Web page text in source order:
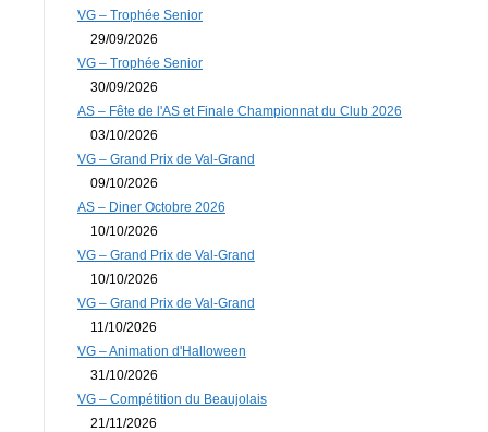
VG – Trophée Senior
29/09/2026
VG – Trophée Senior
30/09/2026
AS – Fête de l'AS et Finale Championnat du Club 2026
03/10/2026
VG – Grand Prix de Val-Grand
09/10/2026
AS – Diner Octobre 2026
10/10/2026
VG – Grand Prix de Val-Grand
10/10/2026
VG – Grand Prix de Val-Grand
11/10/2026
VG – Animation d'Halloween
31/10/2026
VG – Compétition du Beaujolais
21/11/2026